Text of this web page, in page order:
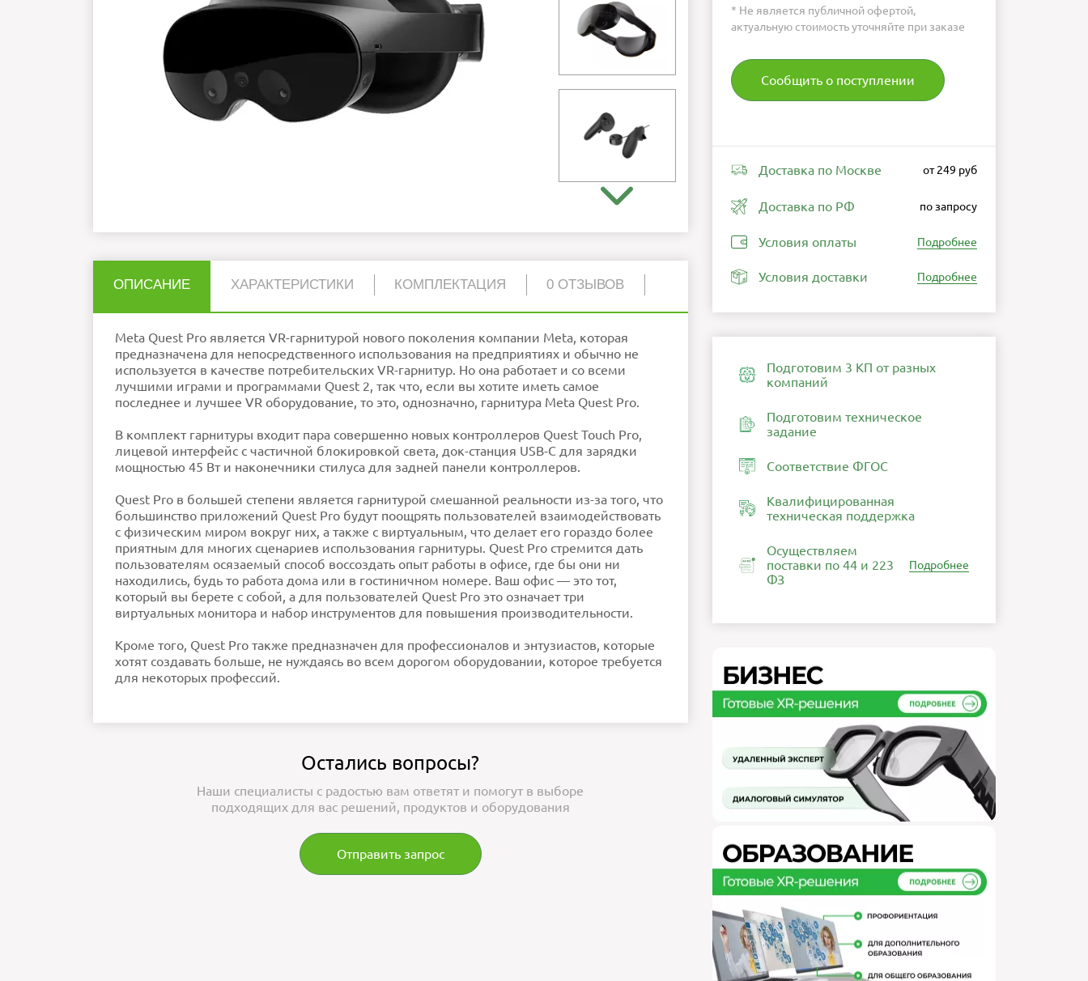
ОПИСАНИЕ ХАРАКТЕРИСТИКИ КОМПЛЕКТАЦИЯ 0 ОТЗЫВОВ
Meta Quest Pro является VR-гарнитурой нового поколения компании Meta, которая
предназначена для непосредственного использования на предприятиях и обычно не
используется в качестве потребительских VR-гарнитур. Но она работает и со всеми
лучшими играми и программами Quest 2, так что, если вы хотите иметь самое
последнее и лучшее VR оборудование, то это, однозначно, гарнитура Meta Quest Pro.
В комплект гарнитуры входит пара совершенно новых контроллеров Quest Touch Pro,
лицевой интерфейс с частичной блокировкой света, док-станция USB-C для зарядки
мощностью 45 Вт и наконечники стилуса для задней панели контроллеров.
Quest Pro в большей степени является гарнитурой смешанной реальности из-за того, что
большинство приложений Quest Pro будут поощрять пользователей взаимодействовать
с физическим миром вокруг них, а также с виртуальным, что делает его гораздо более
приятным для многих сценариев использования гарнитуры. Quest Pro стремится дать
пользователям осязаемый способ воссоздать опыт работы в офисе, где бы они ни
находились, будь то работа дома или в гостиничном номере. Ваш офис — это тот,
который вы берете с собой, а для пользователей Quest Pro это означает три
виртуальных монитора и набор инструментов для повышения производительности.
Кроме того, Quest Pro также предназначен для профессионалов и энтузиастов, которые
хотят создавать больше, не нуждаясь во всем дорогом оборудовании, которое требуется
для некоторых профессий.
мм, поддержка пространственного звука
Объем встроенной памяти
Датчики
Датчик приближения, Датчик внешней освещенности,
Акселерометр, Гирометр, Магнитометр, Барометр
Наличие сторонних
устройств
позиционирования
5 камер
Прочее USB Type-C 3.2 Gen 2, кнопка питания, регуляторы громкости
Подключение Wi-Fi 6e, Bluetooth 5.2
Вес
Время автономной работы
До 2 часов автономной работы, максимальное время
Оперативная память
НАПИСАТЬ ОТЗЫВ
Внимание: HTML не поддерживается! Используйте обычный текст!
Остались вопросы?
Наши специалисты с радостью вам ответят и помогут в выборе
подходящих для вас решений, продуктов и оборудования
Отправить запрос
* Не является публичной офертой,
актуальную стоимость уточняйте при заказе
Сообщить о поступлении
Доставка по Москве от 249 руб
Доставка по РФ по запросу
Условия оплаты Подробнее
Условия доставки Подробнее
Подготовим 3 КП от разных
компаний
Подготовим техническое
задание
Соответствие ФГОС
Квалифицированная
техническая поддержка
Осуществляем
поставки по 44 и 223
ФЗ
Подробнее